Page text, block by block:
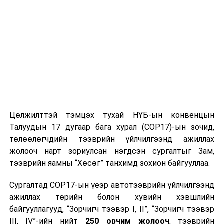
Дөрөвдүгээр сары 16-нд баруун аймгуудын нутгийн
зүүн хойд, төв болон зүүн аймгуудын нутгийн хойд
хэсгээр, 17-нд баруун аймгуудын нутгийн өмнөд,
зүүн аймгуудын нутгийн хойд хэсгээр, 18-нд говийн
аймгуудын нутгийн зарим газар, төвийн аймгуудын
нутгийн баруун хойд хэсгээр бороо, нойтон цас орно.
Салхи 16-нд нутгийн зарим газраар секундэд 13-15
метр, 18-нд Алтайн салбар уулсаар, 19-нд нутгийн
Цөлжилттэй тэмцэх тухай НҮБ-ын конвенцын
Талуудын 17 дугаар бага хурал (COP17)-ын зочид,
төлөөлөгчдийн тээврийн үйлчилгээнд ажиллах
жолооч нарт зориулсан нэгдсэн сургалтыг Зам,
тээврийн яамны “Хөсөг” танхимд зохион байгууллаа.
Сургалтад COP17-ын үеэр автотээврийн үйлчилгээнд
ажиллах төрийн болон хувийн хэвшлийн
байгууллагууд, “Зорчигч тээвэр I, II”, “Зорчигч тээвэр
III, IV”-ийн нийт 250 орчим жолооч, тээврийн